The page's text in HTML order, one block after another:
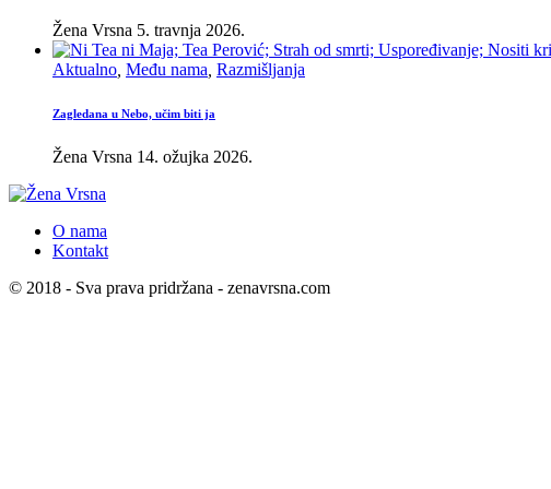
Žena Vrsna 5. travnja 2026.
Aktualno Među nama Razmišljanja
Zagledana u Nebo, učim biti ja
Žena Vrsna 14. ožujka 2026.
O nama
Kontakt
© 2018 - Sva prava pridržana - zenavrsna.com